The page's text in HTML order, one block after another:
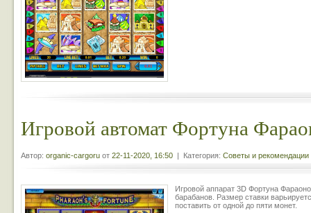
Игровой автомат Фортуна
Автор: organic-cargoru от 22-11-2020, 16:50 | Категория: Советы и рекомендации
Игровой аппарат 3D Фортуна
барабанов. Размер ставки
поставить от одной до пяти монет.